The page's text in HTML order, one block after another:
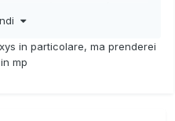
perché non credevo li avrei
qualcosa fammi
in particolare, ma prenderei
mp